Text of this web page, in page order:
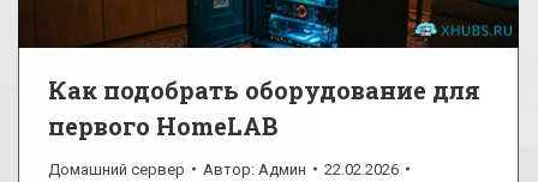
Как подобрать оборудование для
первого HomeLAB
Домашний сервер Автор: Админ
22.02.2026